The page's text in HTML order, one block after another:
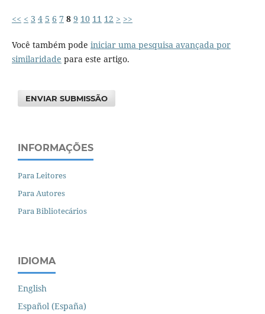
<< < 3 4 5 6 7 8 9 10 11 12 > >>
Você também pode iniciar uma pesquisa avançada por
similaridade para este artigo.
ENVIAR SUBMISSÃO
INFORMAÇÕES
Para Leitores
Para Autores
Para Bibliotecários
IDIOMA
English
Español (España)